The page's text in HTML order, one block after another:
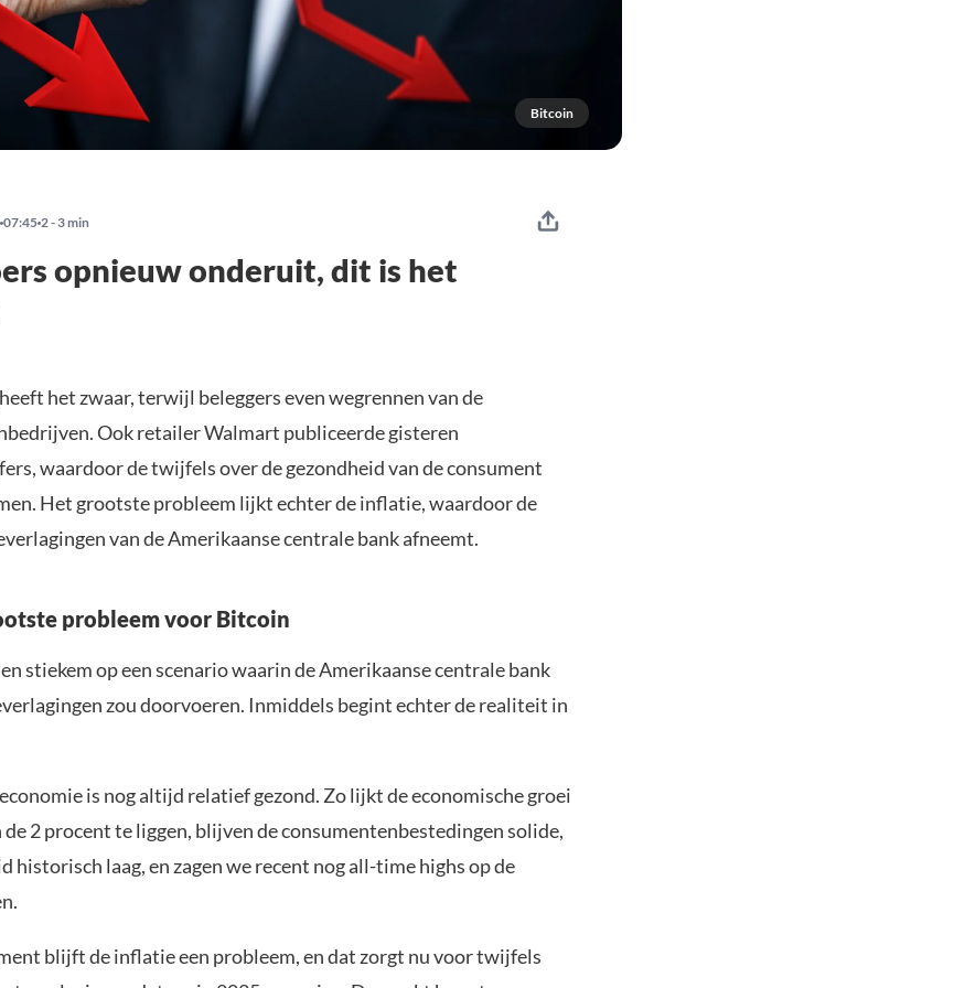
Bitcoin
07:45 2 - 3 min
opnieuw onderuit, dit is het
heeft het zwaar, terwijl beleggers even wegrennen van de
Ook retailer Walmart publiceerde gisteren
waardoor de twijfels over de gezondheid van de consument
Het grootste probleem lijkt echter de inflatie, waardoor de
van de Amerikaanse centrale bank afneemt.
probleem voor Bitcoin
stiekem op een scenario waarin de Amerikaanse centrale bank
zou doorvoeren. Inmiddels begint echter de realiteit in
is nog altijd relatief gezond. Zo lijkt de economische groei
de 2 procent te liggen, blijven de consumentenbestedingen solide,
historisch laag, en zagen we recent nog all-time highs op de
blijft de inflatie een probleem, en dat zorgt nu voor twijfels